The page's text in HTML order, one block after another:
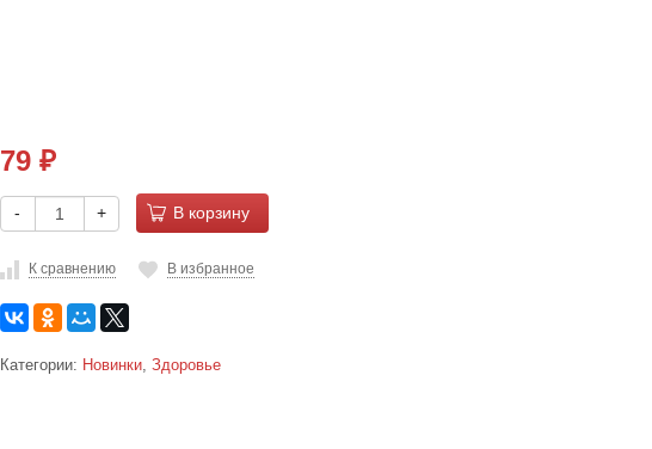
79 ₽
- + В корзину
К сравнению В избранное
Категории: Новинки, Здоровье